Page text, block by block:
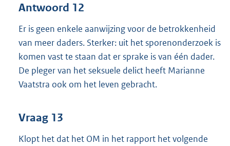
Antwoord 12
Er is geen enkele aanwijzing voor de betrokkenheid
van meer daders. Sterker: uit het sporenonderzoek is
komen vast te staan dat er sprake is van één dader.
De pleger van het seksuele delict heeft Marianne
Vaatstra ook om het leven gebracht.
Vraag 13
Klopt het dat het OM in het rapport het volgende